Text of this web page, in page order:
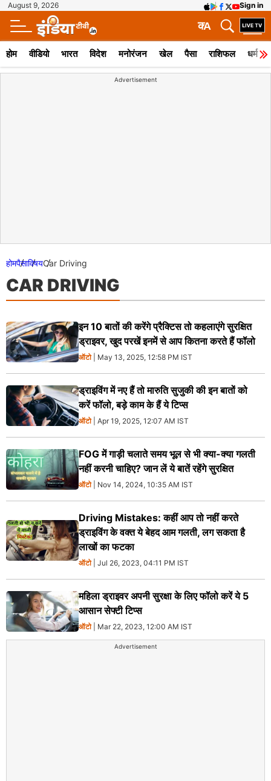
August 9, 2026 Sign in
A
क
होम वीडियो भारत विदेश मनोरंजन खेल पैसा राशिफल धर्म
Advertisement
होमपैसाविषयCar Driving
CAR DRIVING
इन 10 बातों की करेंगे प्रैक्टिस तो कहलाएंगे सुरक्षित
ड्राइवर, खुद परखें इनमें से आप कितना करते हैं फॉलो
ऑटो| May 13, 2025, 12:58 PM IST
ड्राइविंग में नए हैं तो मारुति सुजुकी की इन बातों को
करें फॉलो, बड़े काम के हैं ये टिप्स
ऑटो| Apr 19, 2025, 12:07 AM IST
FOG में गाड़ी चलाते समय भूल से भी क्या-क्या गलती
नहीं करनी चाहिए? जान लें ये बातें रहेंगे सुरक्षित
ऑटो| Nov 14, 2024, 10:35 AM IST
Driving Mistakes: कहीं आप तो नहीं करते
ड्राइविंग के वक्त ये बेहद आम गलती, लग सकता है
लाखों का फटका
ऑटो| Jul 26, 2023, 04:11 PM IST
महिला ड्राइवर अपनी सुरक्षा के लिए फॉलो करें ये 5
आसान सेफ्टी टिप्स
ऑटो| Mar 22, 2023, 12:00 AM IST
Advertisement